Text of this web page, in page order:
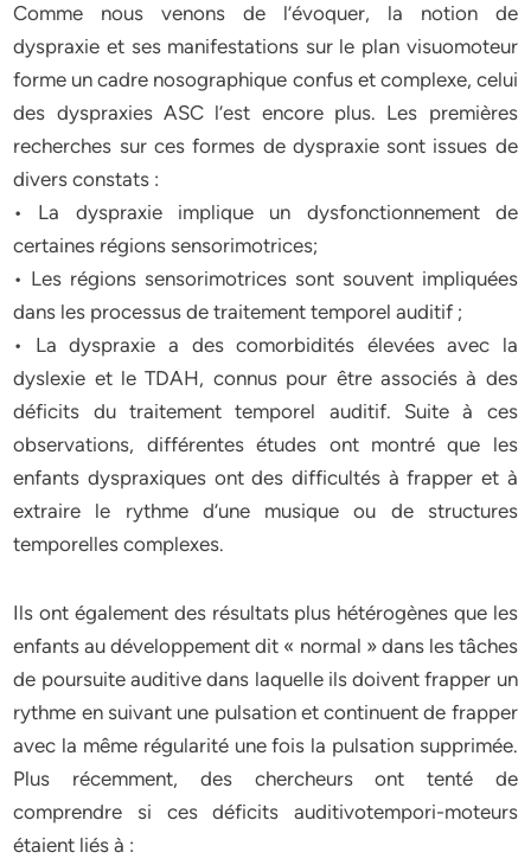
Comme nous venons de l’évoquer, la notion de
dyspraxie et ses manifestations sur le plan visuomoteur
forme un cadre nosographique confus et complexe, celui
des dyspraxies ASC l’est encore plus. Les premières
recherches sur ces formes de dyspraxie sont issues de
divers constats :
• La dyspraxie implique un dysfonctionnement de
certaines régions sensorimotrices;
• Les régions sensorimotrices sont souvent impliquées
dans les processus de traitement temporel auditif ;
• La dyspraxie a des comorbidités élevées avec la
dyslexie et le TDAH, connus pour être associés à des
déficits du traitement temporel auditif. Suite à ces
observations, différentes études ont montré que les
enfants dyspraxiques ont des difficultés à frapper et à
extraire le rythme d’une musique ou de structures
temporelles complexes.
Ils ont également des résultats plus hétérogènes que les
enfants au développement dit « normal » dans les tâches
de poursuite auditive dans laquelle ils doivent frapper un
rythme en suivant une pulsation et continuent de frapper
avec la même régularité une fois la pulsation supprimée.
Plus récemment, des chercheurs ont tenté de
comprendre si ces déficits auditivotempori-moteurs
étaient liés à :